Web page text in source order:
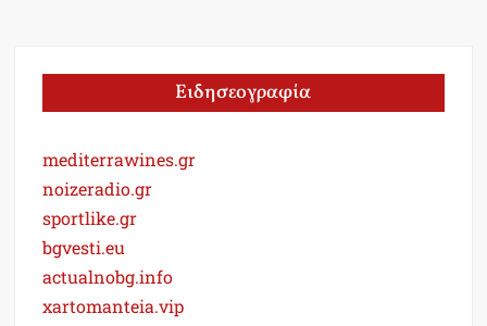
Ειδησεογραφία
mediterrawines.gr
noizeradio.gr
sportlike.gr
bgvesti.eu
actualnobg.info
xartomanteia.vip